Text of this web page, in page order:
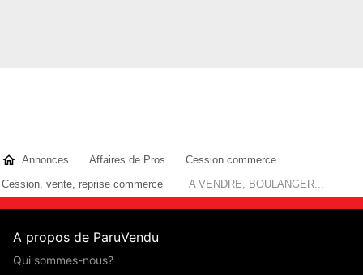
Annonces Affaires de Pros
Cession commerce
Cession, vente, reprise commerce
A VENDRE, BOULANGER...
A propos de ParuVendu
Qui sommes-nous?